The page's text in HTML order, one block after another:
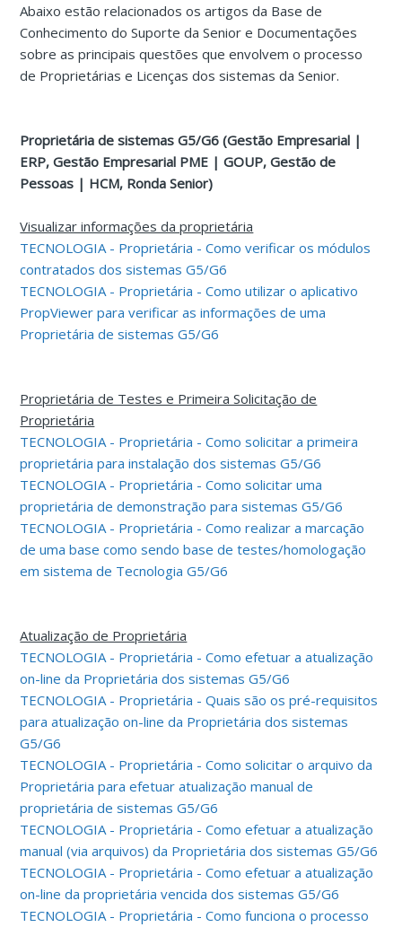
Abaixo estão relacionados os artigos da Base de
Conhecimento do Suporte da Senior e Documentações
sobre as principais questões que envolvem o processo
de Proprietárias e Licenças dos sistemas da Senior.
Proprietária de sistemas G5/G6 (Gestão Empresarial |
ERP, Gestão Empresarial PME | GOUP, Gestão de
Pessoas | HCM, Ronda Senior)
Visualizar informações da proprietária
TECNOLOGIA - Proprietária - Como verificar os módulos
contratados dos sistemas G5/G6
TECNOLOGIA - Proprietária - Como utilizar o aplicativo
PropViewer para verificar as informações de uma
Proprietária de sistemas G5/G6
Proprietária de Testes e Primeira Solicitação de
Proprietária
TECNOLOGIA - Proprietária - Como solicitar a primeira
proprietária para instalação dos sistemas G5/G6
TECNOLOGIA - Proprietária - Como solicitar uma
proprietária de demonstração para sistemas G5/G6
TECNOLOGIA - Proprietária - Como realizar a marcação
de uma base como sendo base de testes/homologação
em sistema de Tecnologia G5/G6
Atualização de Proprietária
TECNOLOGIA - Proprietária - Como efetuar a atualização
on-line da Proprietária dos sistemas G5/G6
TECNOLOGIA - Proprietária - Quais são os pré-requisitos
para atualização on-line da Proprietária dos sistemas
G5/G6
TECNOLOGIA - Proprietária - Como solicitar o arquivo da
Proprietária para efetuar atualização manual de
proprietária de sistemas G5/G6
TECNOLOGIA - Proprietária - Como efetuar a atualização
manual (via arquivos) da Proprietária dos sistemas G5/G6
TECNOLOGIA - Proprietária - Como efetuar a atualização
on-line da proprietária vencida dos sistemas G5/G6
TECNOLOGIA - Proprietária - Como funciona o processo